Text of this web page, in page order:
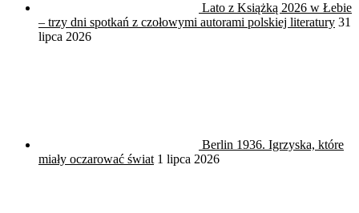
Lato z Książką 2026 w Łebie
– trzy dni spotkań z czołowymi autorami polskiej literatury 31
lipca 2026
Berlin 1936. Igrzyska, które
miały oczarować świat 1 lipca 2026